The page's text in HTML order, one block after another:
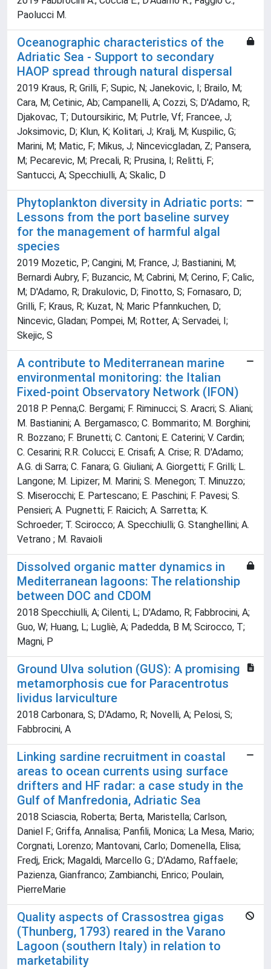
Paolucci M.
Oceanographic characteristics of the
Adriatic Sea - Support to secondary
HAOP spread through natural dispersal
2019 Kraus, R; Grilli, F; Supic, N; Janekovic, I; Brailo, M;
Cara, M; Cetinic, Ab; Campanelli, A; Cozzi, S; D'Adamo, R;
Djakovac, T; Dutoursikiric, M; Putrle, Vf; Francee, J;
Joksimovic, D; Klun, K; Kolitari, J; Kralj, M; Kuspilic, G;
Marini, M; Matic, F; Mikus, J; Nincevicgladan, Z; Pansera,
M; Pecarevic, M; Precali, R; Prusina, I; Relitti, F;
Santucci, A; Specchiulli, A; Skalic, D
Phytoplankton diversity in Adriatic ports:
Lessons from the port baseline survey
for the management of harmful algal
species
2019 Mozetic, P; Cangini, M; France, J; Bastianini, M;
Bernardi Aubry, F; Buzancic, M; Cabrini, M; Cerino, F; Calic,
M; D'Adamo, R; Drakulovic, D; Finotto, S; Fornasaro, D;
Grilli, F; Kraus, R; Kuzat, N; Maric Pfannkuchen, D;
Nincevic, Gladan; Pompei, M; Rotter, A; Servadei, I;
Skejic, S
A contribute to Mediterranean marine
environmental monitoring: the Italian
Fixed-point Observatory Network (IFON)
2018 P. Penna;C. Bergami; F. Riminucci; S. Aracri; S. Aliani;
M. Bastianini; A. Bergamasco; C. Bommarito; M. Borghini;
R. Bozzano; F. Brunetti; C. Cantoni; E. Caterini; V. Cardin;
C. Cesarini; R.R. Colucci; E. Crisafi; A. Crise; R. D'Adamo;
A.G. di Sarra; C. Fanara; G. Giuliani; A. Giorgetti; F. Grilli; L.
Langone; M. Lipizer; M. Marini; S. Menegon; T. Minuzzo;
S. Miserocchi; E. Partescano; E. Paschini; F. Pavesi; S.
Pensieri; A. Pugnetti; F. Raicich; A. Sarretta; K.
Schroeder; T. Scirocco; A. Specchiulli; G. Stanghellini; A.
Vetrano ; M. Ravaioli
Dissolved organic matter dynamics in
Mediterranean lagoons: The relationship
between DOC and CDOM
2018 Specchiulli, A; Cilenti, L; D'Adamo, R; Fabbrocini, A;
Guo, W; Huang, L; Lugliè, A; Padedda, B M; Scirocco, T;
Magni, P
Ground Ulva solution (GUS): A promising
metamorphosis cue for Paracentrotus
lividus larviculture
2018 Carbonara, S; D'Adamo, R; Novelli, A; Pelosi, S;
Fabbrocini, A
Linking sardine recruitment in coastal
areas to ocean currents using surface
drifters and HF radar: a case study in the
Gulf of Manfredonia, Adriatic Sea
2018 Sciascia, Roberta; Berta, Maristella; Carlson,
Daniel F.; Griffa, Annalisa; Panfili, Monica; La Mesa, Mario;
Corgnati, Lorenzo; Mantovani, Carlo; Domenella, Elisa;
Fredj, Erick; Magaldi, Marcello G.; D'Adamo, Raffaele;
Pazienza, Gianfranco; Zambianchi, Enrico; Poulain,
PierreMarie
Quality aspects of Crassostrea gigas
(Thunberg, 1793) reared in the Varano
Lagoon (southern Italy) in relation to
marketability